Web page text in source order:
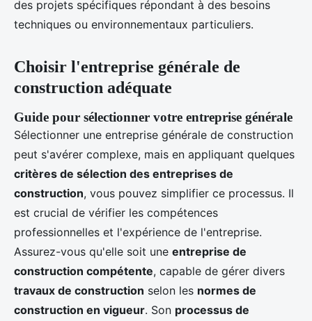
des projets spécifiques répondant à des besoins
techniques ou environnementaux particuliers.
Choisir l'entreprise générale de
construction adéquate
Guide pour sélectionner votre entreprise générale
Sélectionner une entreprise générale de construction
peut s'avérer complexe, mais en appliquant quelques
critères de sélection des entreprises de
construction, vous pouvez simplifier ce processus. Il
est crucial de vérifier les compétences
professionnelles et l'expérience de l'entreprise.
Assurez-vous qu'elle soit une entreprise de
construction compétente, capable de gérer divers
travaux de construction selon les normes de
construction en vigueur. Son processus de